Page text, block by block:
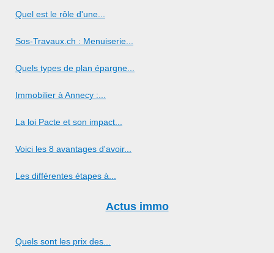
Quel est le rôle d'une...
Sos-Travaux.ch : Menuiserie...
Quels types de plan épargne...
Immobilier à Annecy :...
La loi Pacte et son impact...
Voici les 8 avantages d'avoir...
Les différentes étapes à...
Actus immo
Quels sont les prix des...